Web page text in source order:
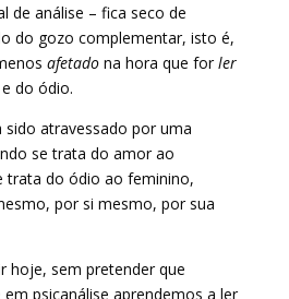
de análise – fica seco de
do gozo complementar, isto é,
afetadona hora que forler
do ódio.
sido atravessado por uma
se trata do amor ao
trata do ódio ao feminino,
por si mesmo, por sua
hoje, sem pretender que
psicanálise aprendemos a ler